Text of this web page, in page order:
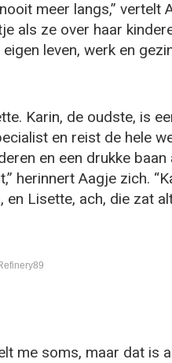
meer langs,” vertelt
als ze over haar
leven, werk en
Karin, de oudste, is
en reist de hele
en een drukke baan
herinnert Aagje zich.
en Lisette, ach, die zat
me soms, maar dat is